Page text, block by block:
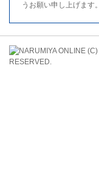
うお願い申し上げます。